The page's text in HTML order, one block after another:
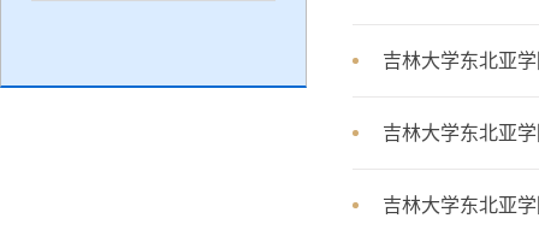
吉林大学东北亚
吉林大学东北亚
吉林大学东北亚